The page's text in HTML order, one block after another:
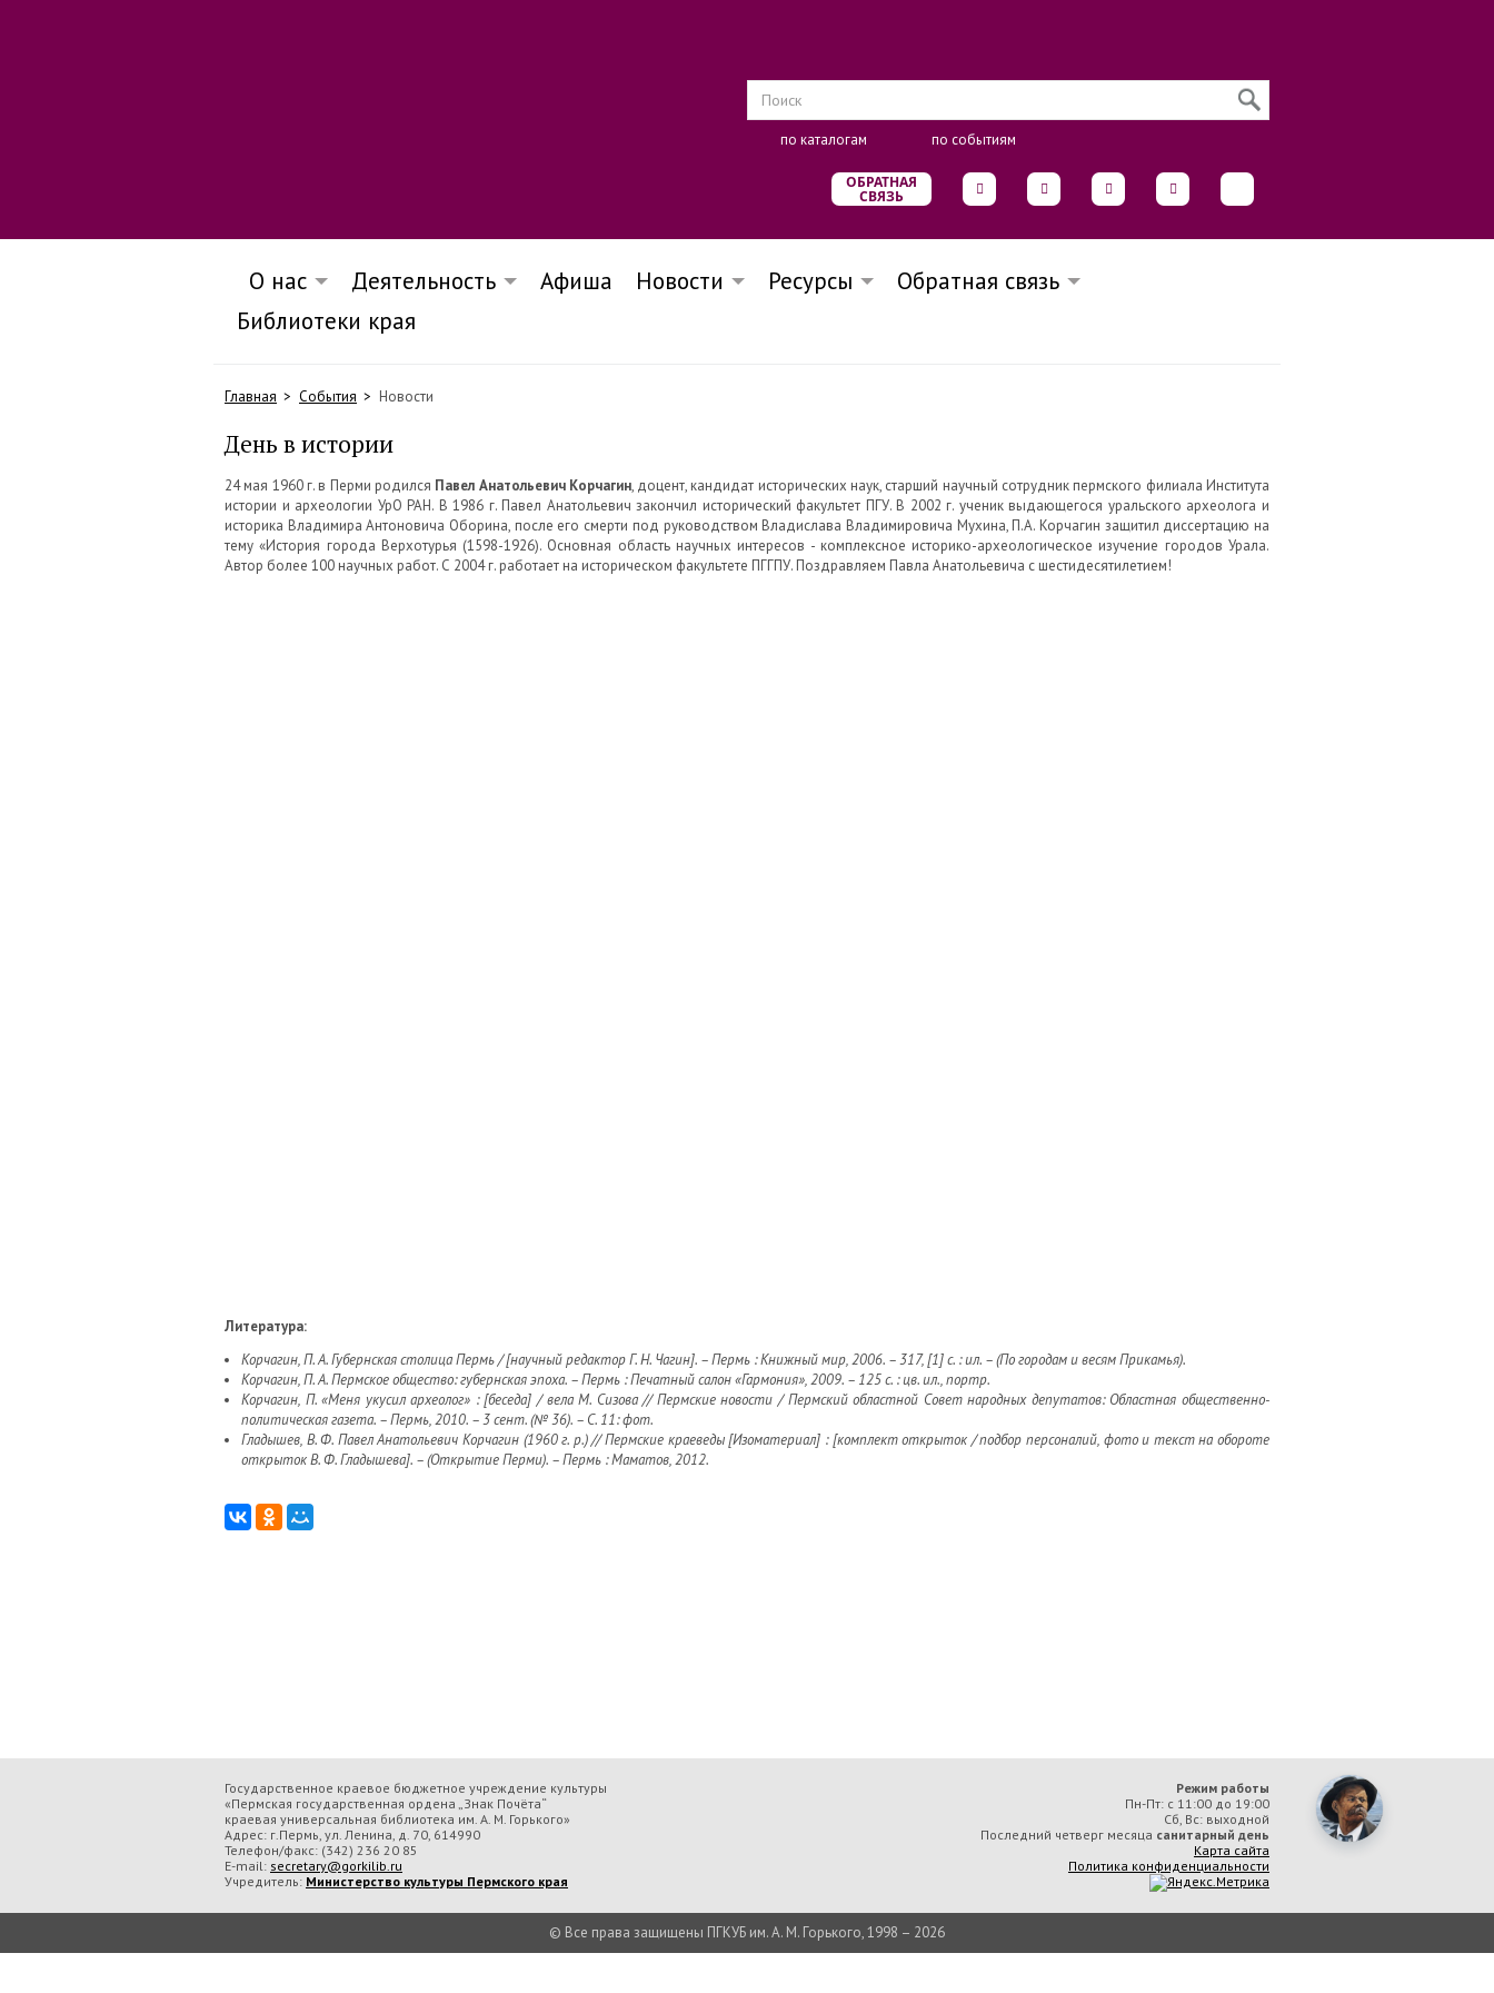
по каталогам по событиям
ОБРАТНАЯ
СВЯЗЬ
О нас Деятельность Афиша Новости Ресурсы
Обратная связь
Библиотеки края
Главная События Новости
День в истории
24 мая 1960 г. в Перми родился Павел Анатольевич Корчагин, доцент, кандидат исторических наук, старший научный сотрудник пермского филиала Института
истории и археологии УрО РАН. В 1986 г. Павел Анатольевич закончил исторический факультет ПГУ. В 2002 г. ученик выдающегося уральского археолога и
историка Владимира Антоновича Оборина, после его смерти под руководством Владислава Владимировича Мухина, П.А. Корчагин защитил диссертацию на
тему «История города Верхотурья (1598-1926). Основная область научных интересов - комплексное историко-археологическое изучение городов Урала.
Автор более 100 научных работ. С 2004 г. работает на историческом факультете ПГГПУ. Поздравляем Павла Анатольевича с шестидесятилетием!
Литература:
Корчагин, П. А. Губернская столица Пермь / [научный редактор Г. Н. Чагин]. – Пермь : Книжный мир, 2006. – 317, [1] с. : ил. – (По городам и весям Прикамья).
Корчагин, П. А. Пермское общество: губернская эпоха. – Пермь : Печатный салон «Гармония», 2009. – 125 с. : цв. ил., портр.
Корчагин, П. «Меня укусил археолог» : [беседа] / вела М. Сизова // Пермские новости / Пермский областной Совет народных депутатов: Областная общественно-
политическая газета. – Пермь, 2010. – 3 сент. (№ 36). – С. 11: фот.
Гладышев, В. Ф. Павел Анатольевич Корчагин (1960 г. р.) // Пермские краеведы [Изоматериал] : [комплект открыток / подбор персоналий, фото и текст на обороте
открыток В. Ф. Гладышева]. – (Открытие Перми). – Пермь : Маматов, 2012.
Государственное краевое бюджетное учреждение культуры
«Пермская государственная ордена „Знак Почёта“
краевая универсальная библиотека им. А. М. Горького»
Адрес: г.Пермь, ул. Ленина, д. 70, 614990
Телефон/факс: (342) 236 20 85
E-mail: secretary@gorkilib.ru
Учредитель: Министерство культуры Пермского края
Режим работы
Пн-Пт: с 11:00 до 19:00
Сб, Вс: выходной
Последний четверг месяца санитарный день
Карта сайта
Политика конфиденциальности
© Все права защищены ПГКУБ им. А. М. Горького, 1998 – 2026
Во время посещения сайта Государственное краевое бюджетное учреждение культуры «Пермская государственная ордена „Знак Почёта“ краевая универсальная библиотека им. А. М. Горького» вы соглашаетесь с тем, что мы
обрабатываем данные с использованием метрических программ.